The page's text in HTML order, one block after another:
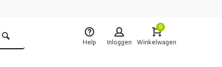
Help Inloggen
0
Winkelwagen